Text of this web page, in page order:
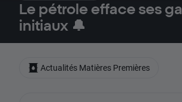
Le pétrole efface ses
initiaux 🔔
Actualités Matières Premières